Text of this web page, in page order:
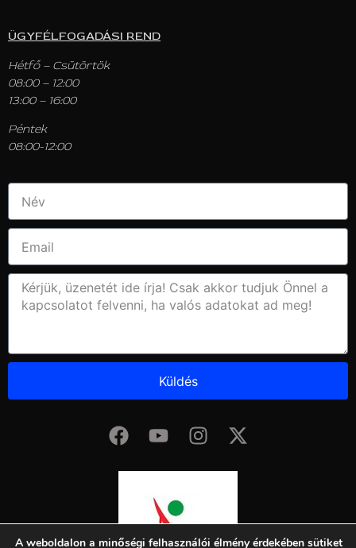
ÜGYFÉLFOGADÁSI REND
Hétfő – Csütörtök
08:00 – 12:00
13:00 – 16:00
Péntek
08:00-12:00
Küldés
A weboldalon a minőségi felhasználói élmény érdekében sütiket